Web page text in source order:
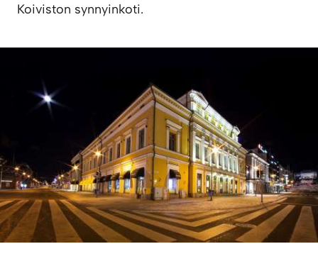
Koiviston synnyinkoti.